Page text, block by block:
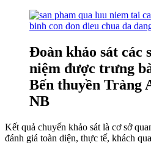
Đoàn khảo sát các
niệm được trưng
Bến thuyền Tràng
NB
Kết quả chuyến khảo sát là cơ sở
đánh giá toàn diện, thực tế, khách